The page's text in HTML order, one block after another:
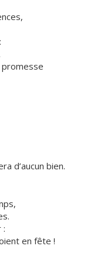
d’aucun bien.
:
en fête !